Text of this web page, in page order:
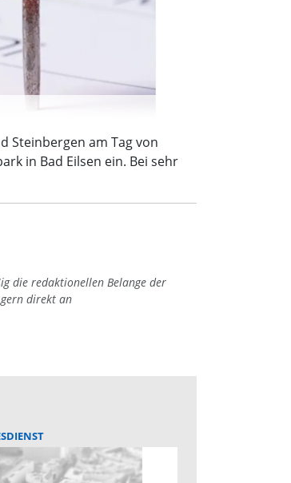
Steinbergen am Tag von
in Bad Eilsen ein. Bei sehr
die redaktionellen Belange der
direkt an